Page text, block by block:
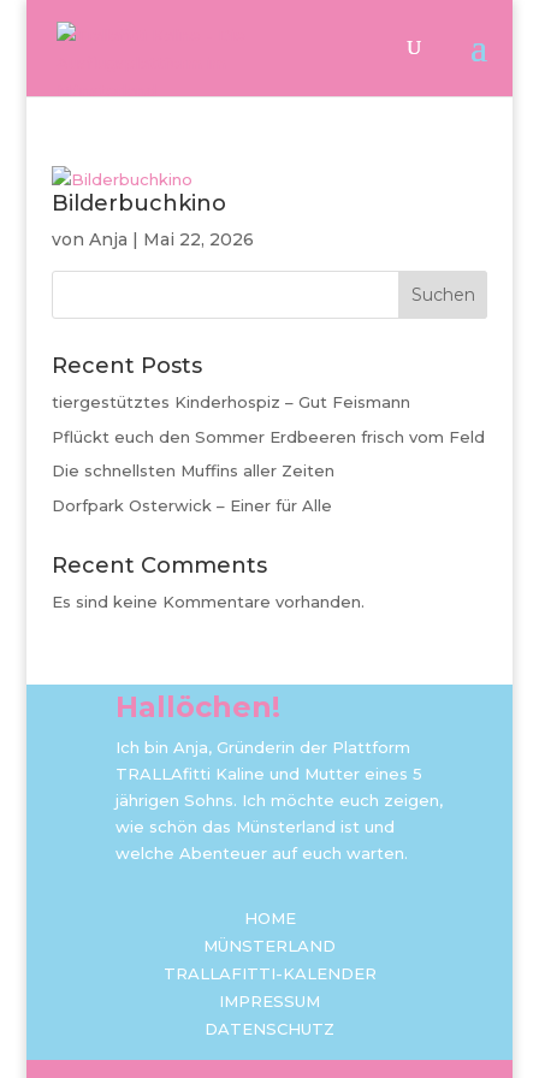
Bilderbuchkino
von Anja | Mai 22, 2026
Suchen
Recent Posts
tiergestütztes Kinderhospiz – Gut Feismann
Pflückt euch den Sommer Erdbeeren frisch vom Feld
Die schnellsten Muffins aller Zeiten
Dorfpark Osterwick – Einer für Alle
Recent Comments
Es sind keine Kommentare vorhanden.
Hallöchen!
Ich bin Anja, Gründerin der Plattform
TRALLAfitti Kaline und Mutter eines 5
jährigen Sohns. Ich möchte euch zeigen,
wie schön das Münsterland ist und
welche Abenteuer auf euch warten.
HOME
MÜNSTERLAND
TRALLAFITTI-KALENDER
IMPRESSUM
DATENSCHUTZ